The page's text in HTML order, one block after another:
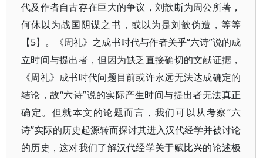
代及作者自古存在巨大的争议，刘歆断为周公所著，
何休以为战国阴谋之书，或以为是刘歆伪造，等等
【5】。《周礼》之成书时代与作者关乎“六诗”说的成
立时间与提出者，但因为缺乏直接确切的文献证据，
《周礼》成书时代问题目前或许永远无法达成确定的
结论，故“六诗”说的实际产生时间与提出者无法真正
确定。但就本文的论题而言，我们可以从考察“六
诗”实际的历史起源转而探讨其进入汉代经学并被讨论
的历史，这对我们了解汉代经学关于赋比兴的论述极